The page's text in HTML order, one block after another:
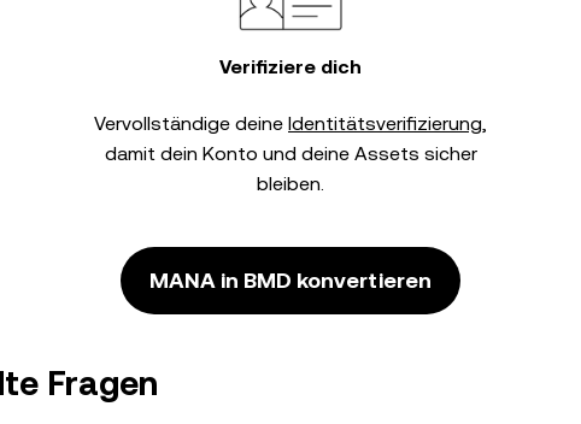
Verifiziere dich
Vervollständige deine Identitätsverifizierung,
damit dein Konto und deine Assets sicher
bleiben.
MANA in BMD konvertieren
Fragen